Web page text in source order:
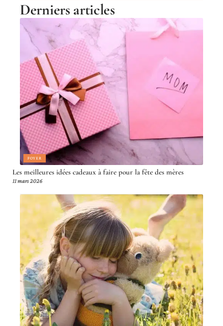
Derniers articles
FOYER
Les meilleures idées cadeaux à faire pour la fête des mères
11 mars 2026